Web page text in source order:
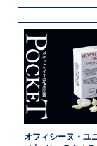
オフィシーヌ・ユ